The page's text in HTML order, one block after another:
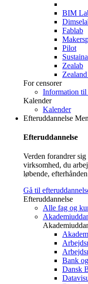
BIM
Fablab
Pilot
Zealab
For censorer
Information til
Kalender
Kalender
Efteruddannelse
Efteruddannelse
Verden forandrer
virksomhed, du
løbende,
Gå til
Efteruddannelse
Alle fag og
Bank
Dansk